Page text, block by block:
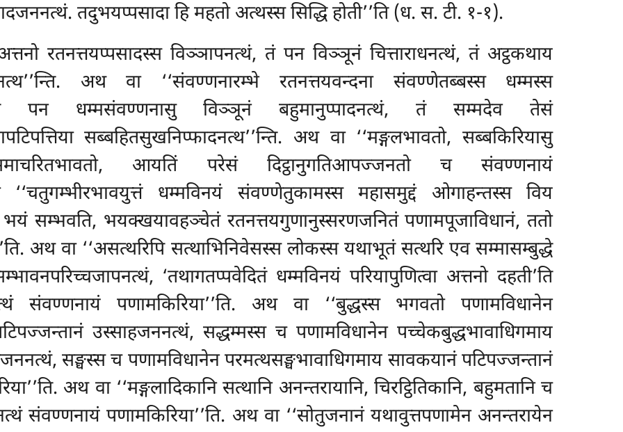
तदुभयप्पसादा हि महतो अत्थस्स सिद्धि होती’’ति (ध. स. टी. १-१).
रतनत्तयप्पसादस्स विञ्ञापनत्थं, तं पन विञ्ञूनं चित्ताराधनत्थं, तं अट्ठकथाय
अथ वा ‘‘संवण्णनारम्भे रतनत्तयवन्दना संवण्णेतब्बस्स धम्मस्स
तं पन धम्मसंवण्णनासु विञ्ञूनं बहुमानुप्पादनत्थं, तं सम्मदेव तेसं
सब्बहितसुखनिप्फादनत्थ’’न्ति. अथ वा ‘‘मङ्गलभावतो, सब्बकिरियासु
आयतिं परेसं दिट्ठानुगतिआपज्जनतो च संवण्णनायं
‘‘चतुगम्भीरभावयुत्तं धम्मविनयं संवण्णेतुकामस्स महासमुद्दं ओगाहन्तस्स विय
भयं सम्भवति, भयक्खयावहञ्चेतं रतनत्तयगुणानुस्सरणजनितंपणामपूजाविधानं, ततो
अथ वा ‘‘असत्थरिपि सत्थाभिनिवेसस्स लोकस्स यथाभूतं सत्थरि एव सम्मासम्बुद्धे
‘तथागतप्पवेदितं धम्मविनयं परियापुणित्वा अत्तनो दहती’ति
संवण्णनायं पणामकिरिया’’ति. अथ वा ‘‘बुद्धस्स भगवतो पणामविधानेन
उस्साहजननत्थं, सद्धम्मस्स च पणामविधानेन पच्चेकबुद्धभावाधिगमाय
सङ्घस्स च पणामविधानेन परमत्थसङ्घभावाधिगमाय सावकयानं पटिपज्जन्तानं
अथ वा ‘‘मङ्गलादिकानि सत्थानि अनन्तरायानि, चिरट्ठितिकानि, बहुमतानि च
संवण्णनायं पणामकिरिया’’ति. अथ वा ‘‘सोतुजनानं यथावुत्तपणामेन अनन्तरायेन